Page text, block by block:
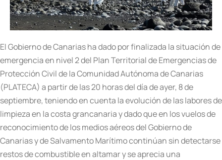
El Gobierno de Canarias ha dado por finalizada la situación de
emergencia en nivel 2 del Plan Territorial de Emergencias de
Protección Civil de la Comunidad Autónoma de Canarias
(PLATECA) a partir de las 20 horas del día de ayer, 8 de
septiembre, teniendo en cuenta la evolución de las labores de
limpieza en la costa grancanaria y dado que en los vuelos de
reconocimiento de los medios aéreos del Gobierno de
Canarias y de Salvamento Marítimo continúan sin detectarse
restos de combustible en altamar y se aprecia una